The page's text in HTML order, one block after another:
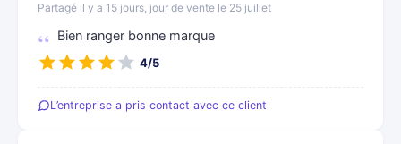
Partagé il y a 15 jours, jour de vente le 25 juillet
Bien ranger bonne marque
4/5
L’entreprise a pris contact avec ce client